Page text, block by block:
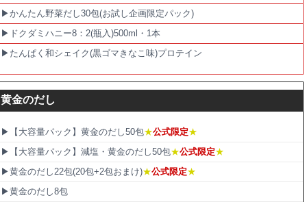
▶かんたん野菜だし30包(お試し企画限定パック)
▶ドクダミハニー8：2(瓶入)500ml・1本
▶たんぱく和シェイク(黒ゴマきなこ味)プロテイン
黄金のだし
▶【大容量パック】黄金のだし50包★公式限定★
▶【大容量パック】減塩・黄金のだし50包★公式限定★
▶黄金のだし22包(20包+2包おまけ)★公式限定★
▶黄金のだし8包